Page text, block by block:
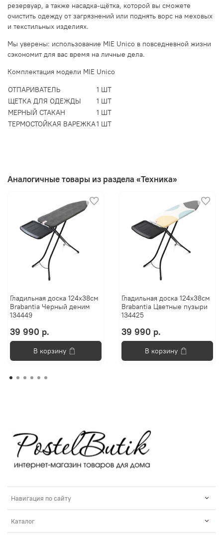
резервуар, а также насадка-щётка, которой вы сможете
очистить одежду от загрязнений или поднять ворс на меховых
и текстильных изделиях.
Мы уверены: использование MIE Unico в повседневной жизни
сэкономит для вас время на личные дела.
Комплектация модели MIE Unico
ОТПАРИВАТЕЛЬ
1 ШТ
ЩЕТКА ДЛЯ ОДЕЖДЫ
1 ШТ
МЕРНЫЙ СТАКАН
1 ШТ
ТЕРМОСТОЙКАЯ ВАРЕЖКА1 ШТ
Аналогичные товары из раздела «Техника»
Гладильная доска 124х38см
Brabantia Черный деним
134449
39 990 р.
В корзину
Гладильная доска 124х38см
Brabantia Цветные пузыри
134425
39 990 р.
В корзину
Навигация по сайту
Каталог